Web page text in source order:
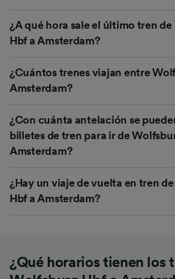
¿A qué hora sale el último tren
Hbf a Amsterdam?
¿Cuántos trenes viajan entre
Amsterdam?
¿Con cuánta antelación se
billetes de tren para ir de
Amsterdam?
¿Hay un viaje de vuelta en tren
Hbf a Amsterdam?
¿Qué horarios tienen los